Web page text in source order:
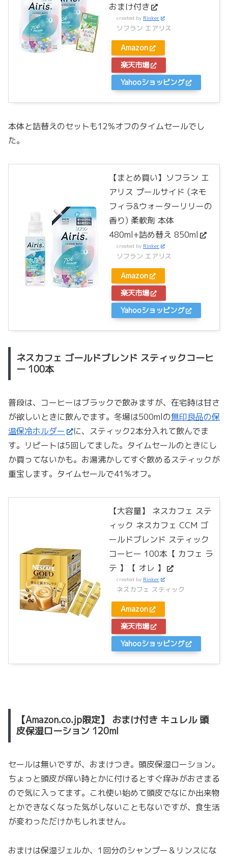
おまけ付き
created by Rinker
ソフラン エアリス
Amazon
楽天市場
Yahooショッピング
本体と詰替えのセットも12%オフのタイムセールでし
た。
【まとめ買い】ソフラン エ
アリス プールサイド (ネモ
フィラ&ウォーターリリーの
香り) 柔軟剤 本体
480ml+詰め替え 850ml
created by Rinker
ソフラン エアリス
Amazon
楽天市場
Yahooショッピング
ネスカフェ ゴールドブレンド スティックコーヒ
ー 100本
普段は、コーヒーはブラックで飲みますが、在宅時は甘さ
が欲しいときに飲んでます。冬場は500mlの無印良品の保
温保冷ホルダー
に、スティック2本分入れて飲んでま
す。リピートは5回してました。タイムセールのときにし
か買ってないかも。お湯沸かしてすぐ飲めるスティックが
重宝します。タイムセールで41%オフ。
【大容量】 ネスカフェ ステ
ィック ネスカフェ CCM ゴ
ールドブレンド スティック
コーヒー 100本【 カフェ ラ
テ 】【 オレ 】
created by Rinker
ネスカフェ スティック
Amazon
楽天市場
Yahooショッピング
【Amazon.co.jp限定】 おまけ付き キュレル 頭
皮保湿ローション 120ml
セールは無いですが、おまけつき。頭皮保湿ローション。
ちょっと頭皮が痒い時とかに付けるとすぐ痒みがおさまる
ので気に入ってます。これ使い始めて頭皮でなにか出来物
とかできなくなった気がしないこともないですが、食生活
が変わっただけかもしれません。
おまけは保湿ジェルか、1回分のシャンプー＆リンスにな